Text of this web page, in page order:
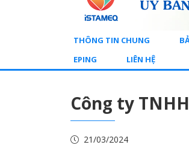
THÔNG TIN CHUNG
EPING
LIÊN HỆ
Công ty
21/03/2024